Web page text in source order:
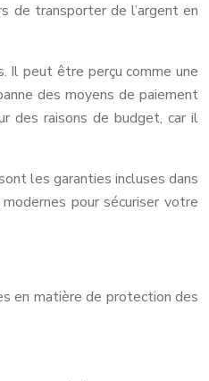
de transporter de l’argent en
Il peut être perçu comme une
des moyens de paiement
des raisons de budget, car il
les garanties incluses dans
pour sécuriser votre
en matière de protection des